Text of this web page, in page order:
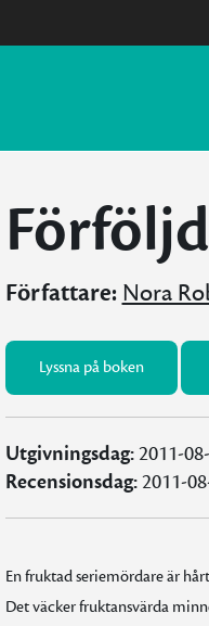
Författare: Nora
Lyssna på boken
Utgivningsdag:2011-
Recensionsdag:2011-
En fruktad seriemördare är
Det väcker fruktansvärda